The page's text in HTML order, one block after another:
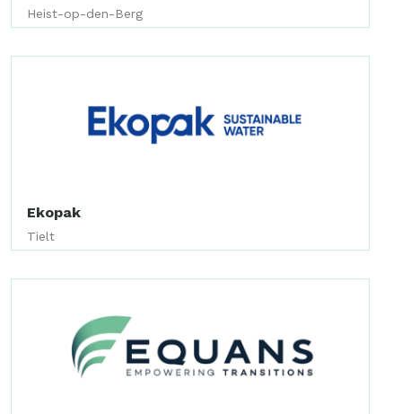
Heist-op-den-Berg
Ekopak
Tielt